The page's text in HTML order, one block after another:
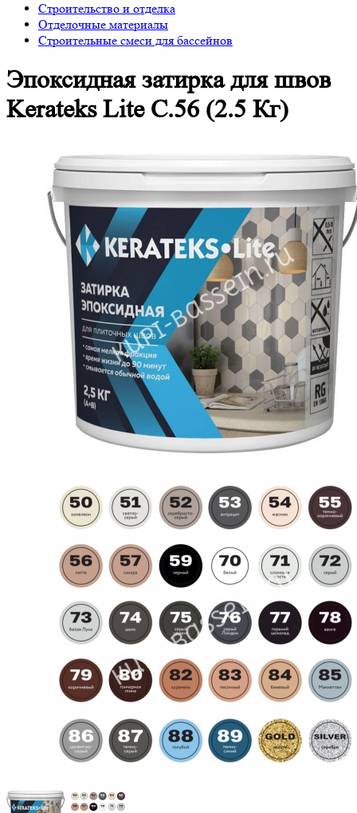
Строительство и отделка
Отделочные материалы
Строительные смеси для бассейнов
Эпоксидная затирка для швов
Kerateks Lite С.56 (2.5 Кг)